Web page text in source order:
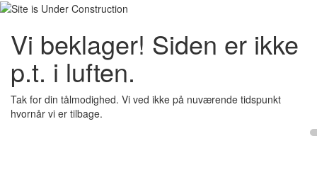
Vi beklager! Siden er ikke
p.t. i luften.
Tak for din tålmodighed. Vi ved ikke på nuværende tidspunkt
hvornår vi er tilbage.